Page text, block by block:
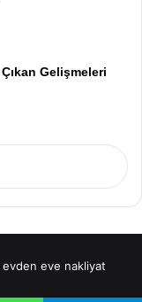
Gelişmeleri
evden eve nakliyat